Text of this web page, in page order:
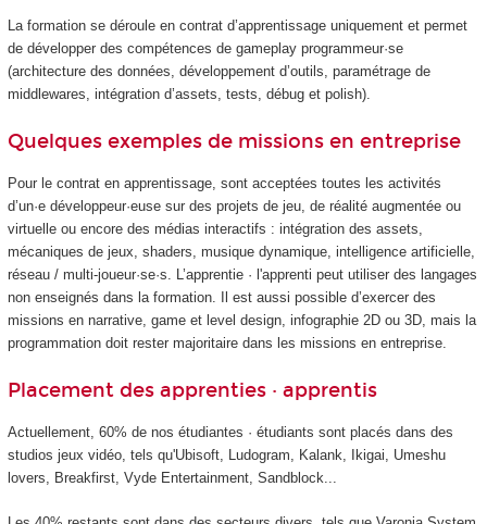
La formation se déroule en contrat d’apprentissage uniquement et permet
de développer des compétences de gameplay programmeur·se
(architecture des données, développement d’outils, paramétrage de
middlewares, intégration d’assets, tests, débug et polish).
Quelques exemples de missions en entreprise
Pour le contrat en apprentissage, sont acceptées toutes les activités
d’un·e développeur·euse sur des projets de jeu, de réalité augmentée ou
virtuelle ou encore des médias interactifs : intégration des assets,
mécaniques de jeux, shaders, musique dynamique, intelligence artificielle,
réseau / multi-joueur·se·s. L’apprentie · l'apprenti peut utiliser des langages
non enseignés dans la formation. Il est aussi possible d’exercer des
missions en narrative, game et level design, infographie 2D ou 3D, mais la
programmation doit rester majoritaire dans les missions en entreprise.
Placement des apprenties · apprentis
Actuellement, 60% de nos étudiantes · étudiants sont placés dans des
studios jeux vidéo, tels qu'Ubisoft, Ludogram, Kalank, Ikigai, Umeshu
lovers, Breakfirst, Vyde Entertainment, Sandblock...